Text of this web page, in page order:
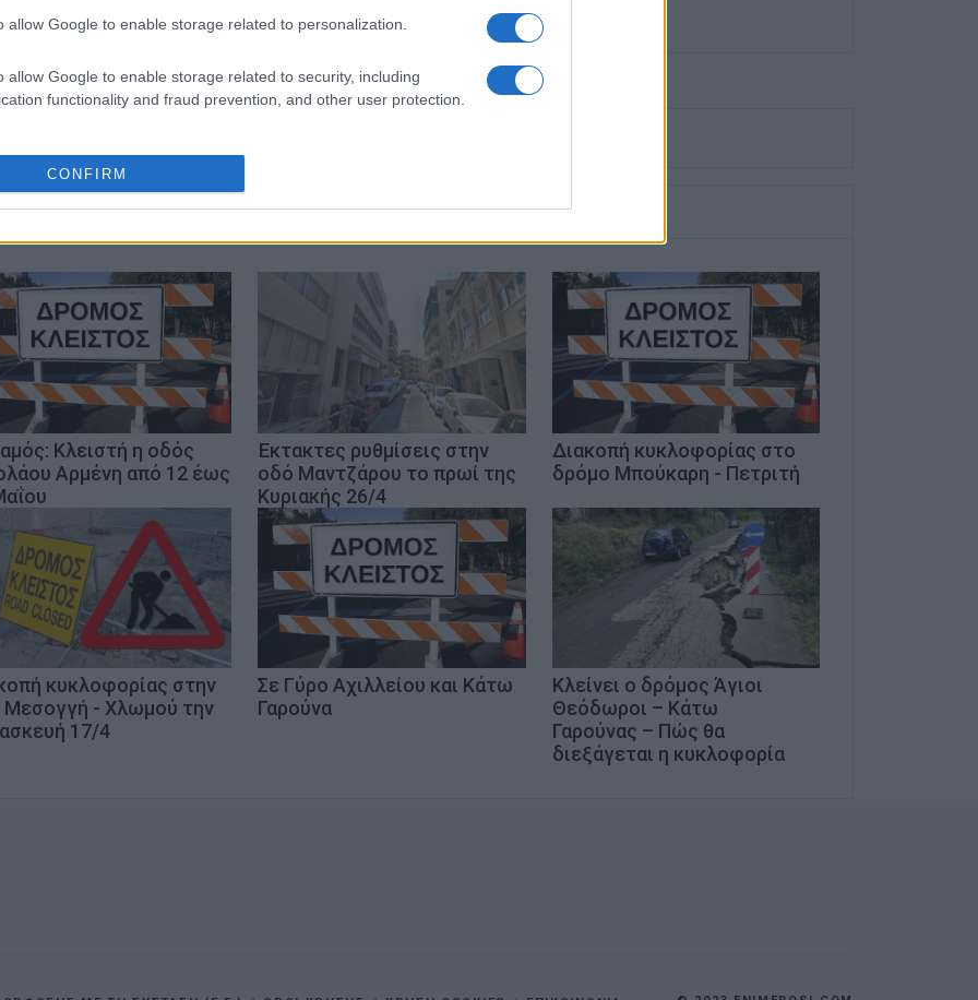
allow Google to enable storage related to personalization.
allow Google to enable storage related to security, including
functionality and fraud prevention, and other user protection.
CONFIRM
Facebook
Κλειστή η οδός
Αρμένη από 12 έως
Έκτακτες ρυθμίσεις στην
οδό Μαντζάρου το πρωί της
Κυριακής 26/4
Διακοπή κυκλοφορίας στο
δρόμο Μπούκαρη - Πετριτή
κυκλοφορίας στην
Μεσογγή - Χλωμού την
17/4
Σε Γύρο Αχιλλείου και Κάτω
Γαρούνα
Κλείνει ο δρόμος Άγιοι
Θεόδωροι – Κάτω
Γαρούνας – Πώς θα
διεξάγεται η κυκλοφορία